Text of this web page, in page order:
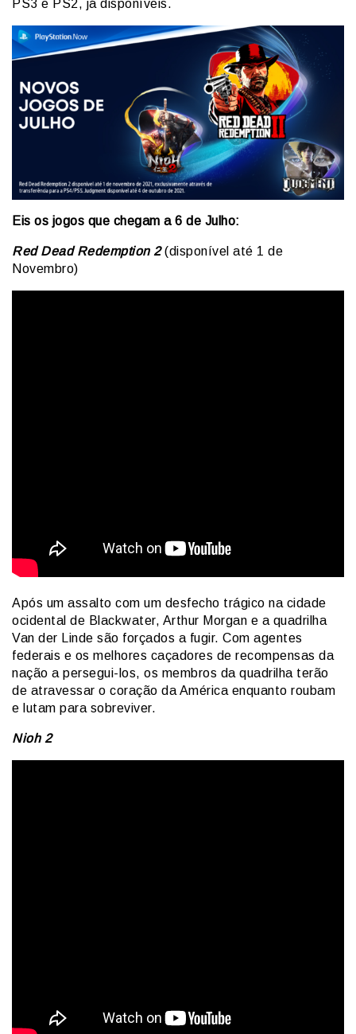
PS3 e PS2, já disponíveis.
Eis os jogos que chegam a 6 de Julho:
Red Dead Redemption 2(disponível até 1 de
Novembro)
Após um assalto com um desfecho trágico na cidade
ocidental de Blackwater, Arthur Morgan e a quadrilha
Van der Linde são forçados a fugir. Com agentes
federais e os melhores caçadores de recompensas da
nação a persegui-los, os membros da quadrilha terão
de atravessar o coração da América enquanto roubam
e lutam para sobreviver.
Nioh 2